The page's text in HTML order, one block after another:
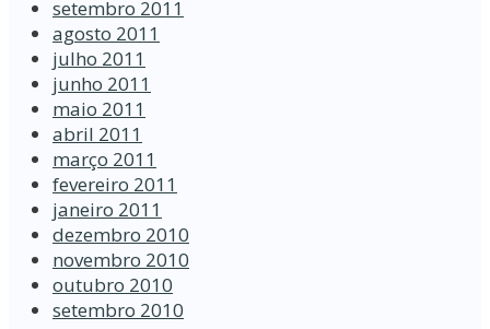
setembro 2011
agosto 2011
julho 2011
junho 2011
maio 2011
abril 2011
março 2011
fevereiro 2011
janeiro 2011
dezembro 2010
novembro 2010
outubro 2010
setembro 2010